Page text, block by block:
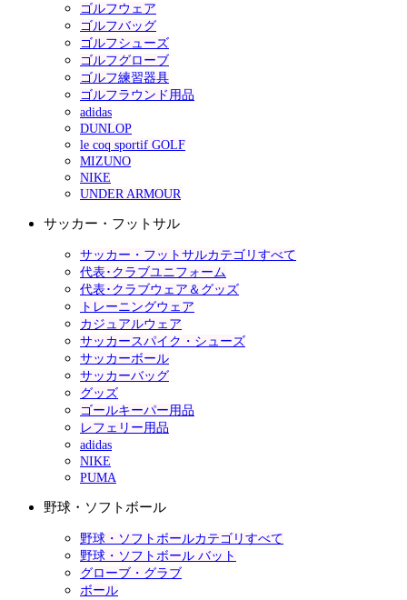
ゴルフウェア
ゴルフバッグ
ゴルフシューズ
ゴルフグローブ
ゴルフ練習器具
ゴルフラウンド用品
adidas
DUNLOP
le coq sportif GOLF
MIZUNO
NIKE
UNDER ARMOUR
サッカー・フットサル
サッカー・フットサルカテゴリすべて
代表･クラブユニフォーム
代表･クラブウェア＆グッズ
トレーニングウェア
カジュアルウェア
サッカースパイク・シューズ
サッカーボール
サッカーバッグ
グッズ
ゴールキーパー用品
レフェリー用品
adidas
NIKE
PUMA
野球・ソフトボール
野球・ソフトボールカテゴリすべて
野球・ソフトボール バット
グローブ・グラブ
ボール